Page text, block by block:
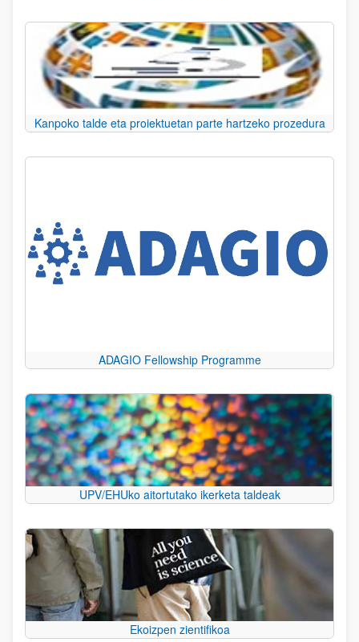
Kanpoko talde eta proiektuetan parte hartzeko prozedura
ADAGIO Fellowship Programme
UPV/EHUko aitortutako ikerketa taldeak
Ekoizpen zientifikoa